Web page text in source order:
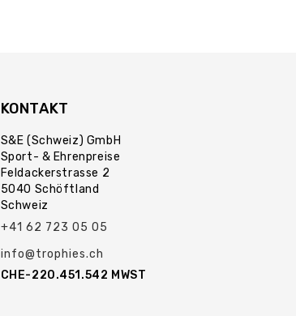
KONTAKT
S&E (Schweiz) GmbH
Sport- & Ehrenpreise
Feldackerstrasse 2
5040 Schöftland
Schweiz
+41 62 723 05 05
info@trophies.ch
CHE-220.451.542 MWST